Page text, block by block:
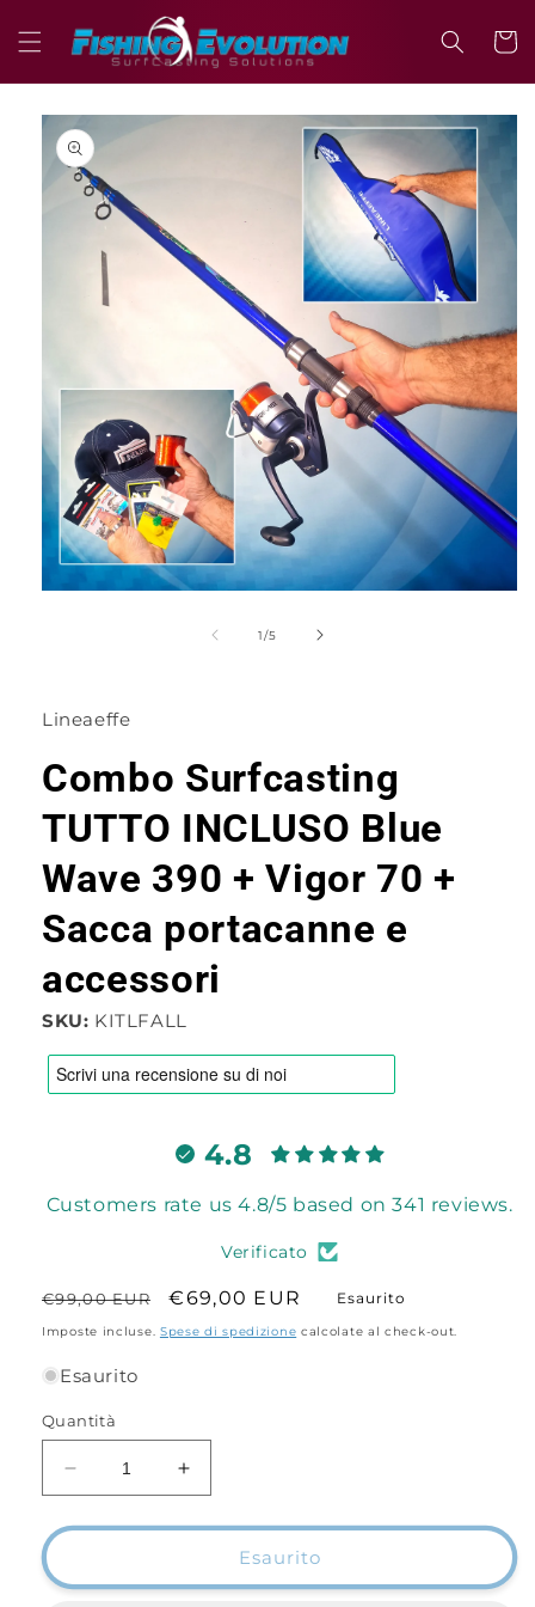
direttamente
ai contenuti
Passa alle
informazioni
sul prodotto
1/su
5
Lineaeffe
Combo Surfcasting
TUTTO INCLUSO Blue
Wave 390 + Vigor 70 +
Sacca portacanne e
accessori
SKU: KITLFALL
4.8
Customers rate us 4.8/5 based on 341 reviews.
Verificato
Prezzo
di
€99,00 EUR
Prezzo
scontato
€69,00 EUR Esaurito
Imposte incluse. Spese di spedizione calcolate al check-out.
Esaurito
Quantità
Diminuisci
quantità
per
Surfcasting
Aumenta
quantità
per
Combo
Surfcasting
Esaurito